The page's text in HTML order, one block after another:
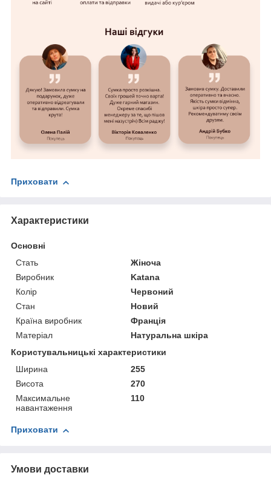
Приховати
Характеристики
Основні
Стать
Жіноча
Виробник
Katana
Колір
Червоний
Стан
Новий
Країна виробник
Франція
Матеріал
Натуральна шкіра
Користувальницькі характеристики
Ширина
255
Висота
270
Максимальне
навантаження
110
Приховати
Умови доставки